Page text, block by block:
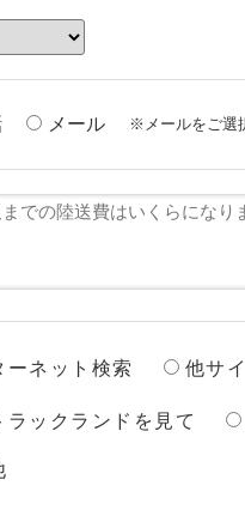
メール ※メールをご選
ーネット検索 他サ
ラックランドを見て